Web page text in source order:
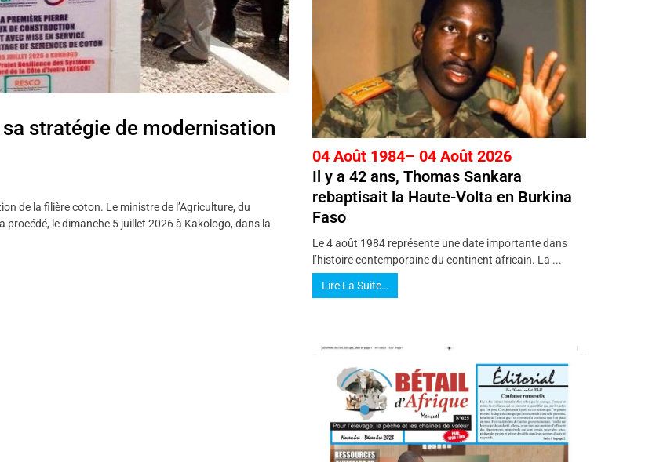
stratégie de modernisation
de la filière coton. Le ministre de l’Agriculture, du
le dimanche 5 juillet 2026 à Kakologo, dans la
04 Août 1984– 04 Août 2026
Il y a 42 ans, Thomas Sankara
rebaptisait la Haute-Volta en Burkina
Faso
Le 4 août 1984 représente une date importante dans
l’histoire contemporaine du continent africain. La ...
Lire La Suite…